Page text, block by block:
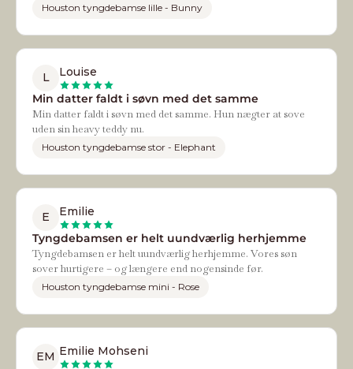
Houston tyngdebamse lille - Bunny
L
Louise
Min datter faldt i søvn med det samme
Min datter faldt i søvn med det samme. Hun nægter at sove
uden sin heavy teddy nu.
Houston tyngdebamse stor - Elephant
E
Emilie
Tyngdebamsen er helt uundværlig herhjemme
Tyngdebamsen er helt uundværlig herhjemme. Vores søn
sover hurtigere – og længere end nogensinde før.
Houston tyngdebamse mini - Rose
EM Emilie Mohseni